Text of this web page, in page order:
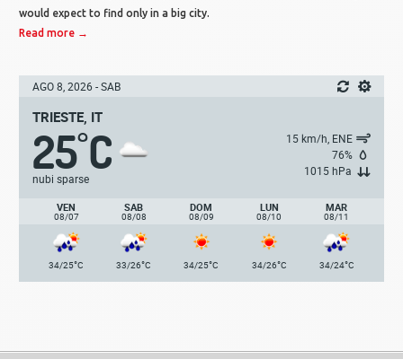
would expect to find only in a big city.
Read more →
AGO 8, 2026 - SAB
TRIESTE, IT
25°C
nubi sparse
15 km/h, ENE
76%
1015 hPa
VEN
08/07
SAB
08/08
DOM
08/09
LUN
08/10
MAR
08/11
34/25°C 33/26°C 34/25°C 34/26°C 34/24°C